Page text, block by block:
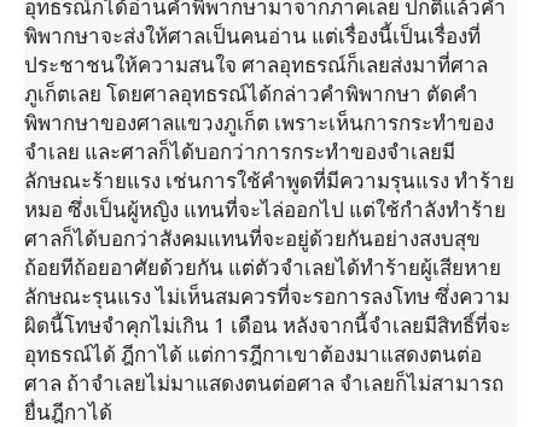
อุทธรณ์ก็ได้อ่านคำพิพากษามาจากภาคเลย ปกติแล้วคำ
พิพากษาจะส่งให้ศาลเป็นคนอ่าน แต่เรื่องนี้เป็นเรื่องที่
ประชาชนให้ความสนใจ ศาลอุทธรณ์ก็เลยส่งมาที่ศาล
ภูเก็ตเลย โดยศาลอุทธรณ์ได้กล่าวคำพิพากษา ตัดคำ
พิพากษาของศาลแขวงภูเก็ต เพราะเห็นการกระทำของ
จำเลย และศาลก็ได้บอกว่าการกระทำของจำเลยมี
ลักษณะร้ายแรง เช่นการใช้คำพูดที่มีความรุนแรง ทำร้าย
หมอ ซึ่งเป็นผู้หญิง แทนที่จะไล่ออกไป แต่ใช้กำลังทำร้าย
ศาลก็ได้บอกว่าสังคมแทนที่จะอยู่ด้วยกันอย่างสงบสุข
ถ้อยทีถ้อยอาศัยด้วยกัน แต่ตัวจำเลยได้ทำร้ายผู้เสียหาย
ลักษณะรุนแรง ไม่เห็นสมควรที่จะรอการลงโทษ ซึ่งความ
ผิดนี้โทษจำคุกไม่เกิน 1 เดือน หลังจากนี้จำเลยมีสิทธิ์ที่จะ
อุทธรณ์ได้ ฎีกาได้ แต่การฎีกาเขาต้องมาแสดงตนต่อ
ศาล ถ้าจำเลยไม่มาแสดงตนต่อศาล จำเลยก็ไม่สามารถ
ยื่นฎีกาได้